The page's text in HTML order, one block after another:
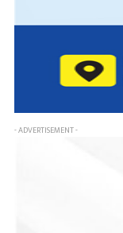
- ADVERTISEMENT -